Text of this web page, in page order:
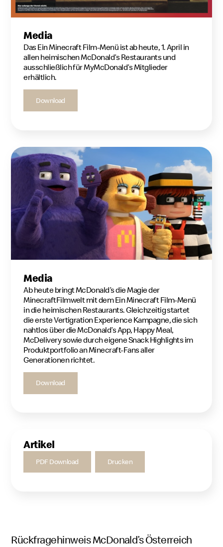
Media
Das Ein Minecraft Film-Menü ist ab heute, 1. April in
allen heimischen McDonald’s Restaurants und
ausschließlich für MyMcDonald’s Mitglieder
erhältlich.
Download
Media
Ab heute bringt McDonald’s die Magie der
MinecraftFilmwelt mit dem Ein Minecraft Film-Menü
in die heimischen Restaurants. Gleichzeitig startet
die erste Vertigration Experience Kampagne, die sich
nahtlos über die McDonald’s App, Happy Meal,
McDelivery sowie durch eigene Snack Highlights im
Produktportfolio an Minecraft-Fans aller
Generationen richtet.
Download
Artikel
PDF Download Drucken
Rückfragehinweis McDonald’s Österreich